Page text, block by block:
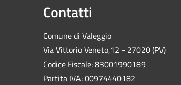
Contatti
Comune di Valeggio
Via Vittorio Veneto,12 - 27020 (PV)
Codice Fiscale: 83001990189
Partita IVA: 00974440182